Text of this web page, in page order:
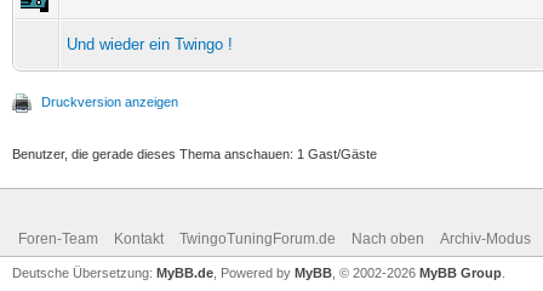
Und wieder ein Twingo !
Druckversion anzeigen
Benutzer, die gerade dieses Thema anschauen: 1 Gast/Gäste
Foren-Team Kontakt TwingoTuningForum.de Nach oben Archiv-Modus
Deutsche Übersetzung: MyBB.de , Powered by MyBB , © 2002-2026 MyBB Group